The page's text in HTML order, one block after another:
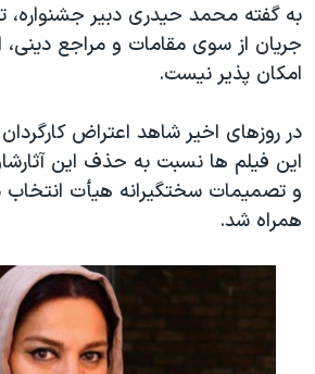
به گفته محمد حیدری دبیر جشنواره،
جریان از سوی مقامات و مراجع دینی،
امکان پذیر نیست.
در روزهای اخیر شاهد اعتراض
این فیلم ها نسبت به حذف این
و تصمیمات سختگیرانه هیأت انتخاب
همراه شد.